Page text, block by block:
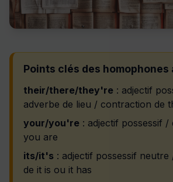
Points clés des homophones
their/there/they're : adjectif
adverbe de lieu / contraction de
your/you're : adjectif possessif
you are
its/it's : adjectif possessif
de it is ou it has